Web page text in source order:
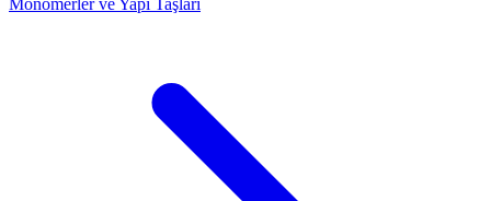
Monomerler ve Yapı Taşları